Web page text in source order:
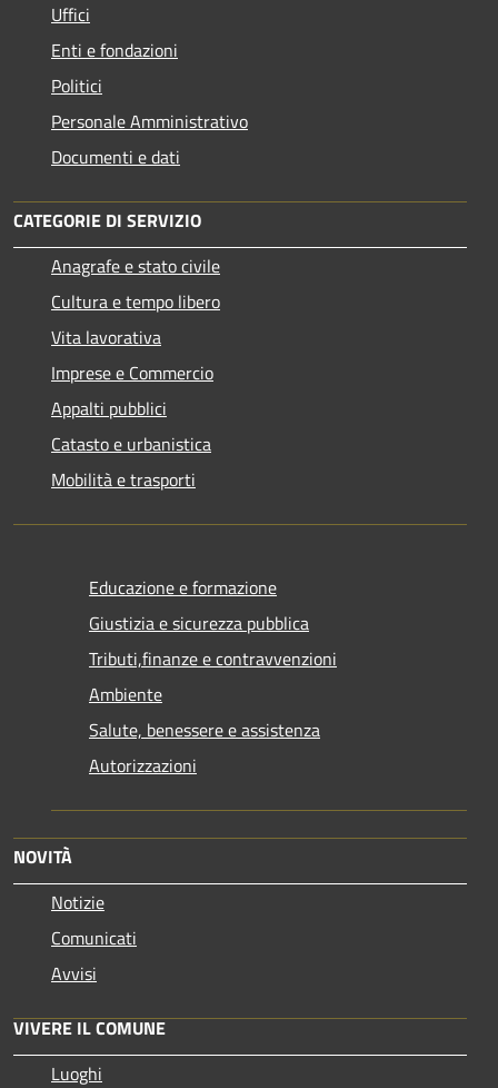
Uffici
Enti e fondazioni
Politici
Personale Amministrativo
Documenti e dati
CATEGORIE DI SERVIZIO
Anagrafe e stato civile
Cultura e tempo libero
Vita lavorativa
Imprese e Commercio
Appalti pubblici
Catasto e urbanistica
Mobilità e trasporti
Educazione e formazione
Giustizia e sicurezza pubblica
Tributi,finanze e contravvenzioni
Ambiente
Salute, benessere e assistenza
Autorizzazioni
NOVITÀ
Notizie
Comunicati
Avvisi
VIVERE IL COMUNE
Luoghi